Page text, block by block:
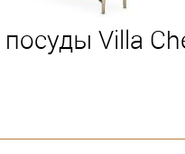
Villa